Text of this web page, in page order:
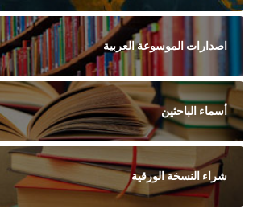
اصدارات الموسوعة العربية
أسماء الباحثين
شراء النسخة الورقية